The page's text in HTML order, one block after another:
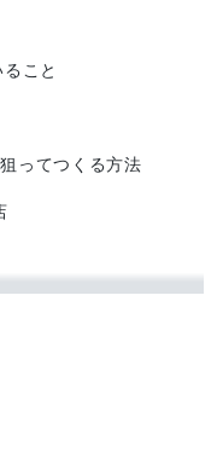
こと
ってつくる方法